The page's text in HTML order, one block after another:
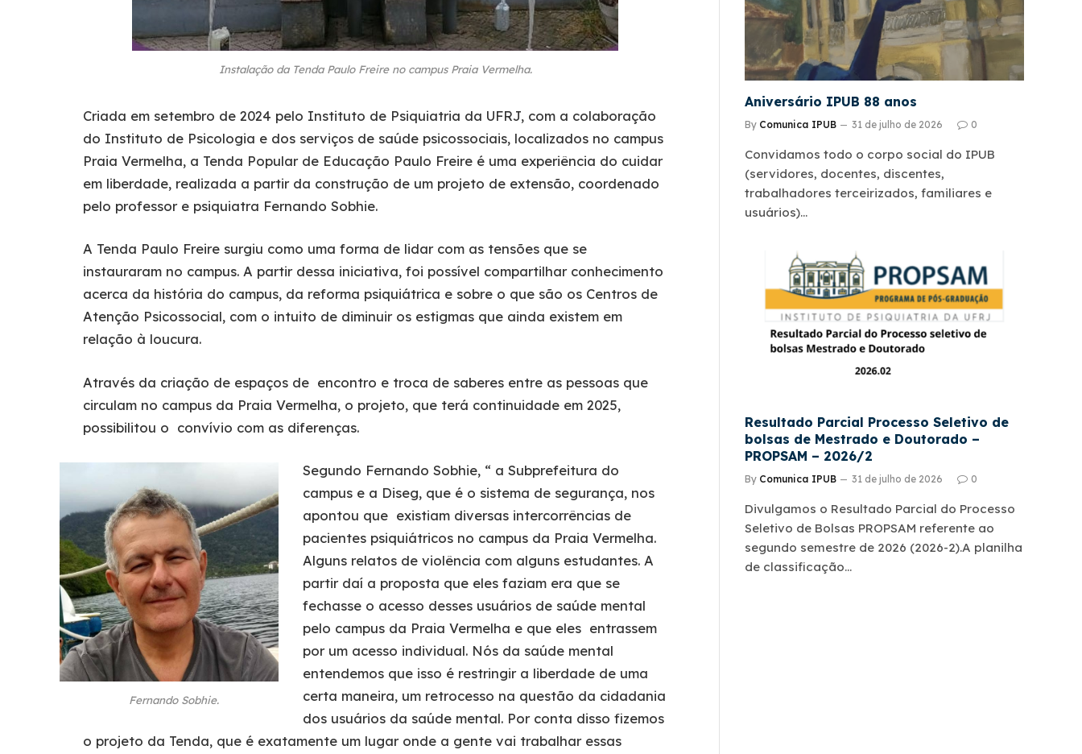
Instalação da Tenda Paulo Freire no campus Praia Vermelha.
Criada em setembro de 2024 pelo Instituto de Psiquiatria da UFRJ, com a colaboração
do Instituto de Psicologia e dos serviços de saúde psicossociais, localizados no campus
Praia Vermelha, a Tenda Popular de Educação Paulo Freire é uma experiência do cuidar
em liberdade, realizada a partir da construção de um projeto de extensão, coordenado
pelo professor e psiquiatra Fernando Sobhie.
A Tenda Paulo Freire surgiu como uma forma de lidar com as tensões que se
instauraram no campus. A partir dessa iniciativa, foi possível compartilhar conhecimento
acerca da história do campus, da reforma psiquiátrica e sobre o que são os Centros de
Atenção Psicossocial, com o intuito de diminuir os estigmas que ainda existem em
relação à loucura.
Através da criação de espaços de encontro e troca de saberes entre as pessoas que
circulam no campus da Praia Vermelha, o projeto, que terá continuidade em 2025,
possibilitou o convívio com as diferenças.
Fernando Sobhie.
Segundo Fernando Sobhie, “ a Subprefeitura do
campus e a Diseg, que é o sistema de segurança, nos
apontou que existiam diversas intercorrências de
pacientes psiquiátricos no campus da Praia Vermelha.
Alguns relatos de violência com alguns estudantes. A
partir daí a proposta que eles faziam era que se
fechasse o acesso desses usuários de saúde mental
pelo campus da Praia Vermelha e que eles entrassem
por um acesso individual. Nós da saúde mental
entendemos que isso é restringir a liberdade de uma
certa maneira, um retrocesso na questão da cidadania
dos usuários da saúde mental. Por conta disso fizemos
o projeto da Tenda, que é exatamente um lugar onde a gente vai trabalhar essas
Aniversário IPUB 88 anos
By Comunica IPUB 31 de julho de 2026 0
Convidamos todo o corpo social do IPUB
(servidores, docentes, discentes,
trabalhadores terceirizados, familiares e
usuários)…
Resultado Parcial Processo Seletivo de
bolsas de Mestrado e Doutorado –
PROPSAM – 2026/2
By Comunica IPUB 31 de julho de 2026 0
Divulgamos o Resultado Parcial do Processo
Seletivo de Bolsas PROPSAM referente ao
segundo semestre de 2026 (2026-2).A planilha
de classificação…